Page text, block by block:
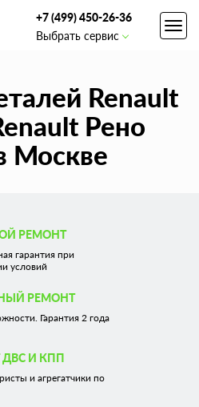
+7 (499) 450-26-36
Выбрать сервис
Renault
Рено
Москве
РЕМОНТ
гарантия при
условий
РЕМОНТ
Гарантия 2 года
И КПП
и агрегатчики по